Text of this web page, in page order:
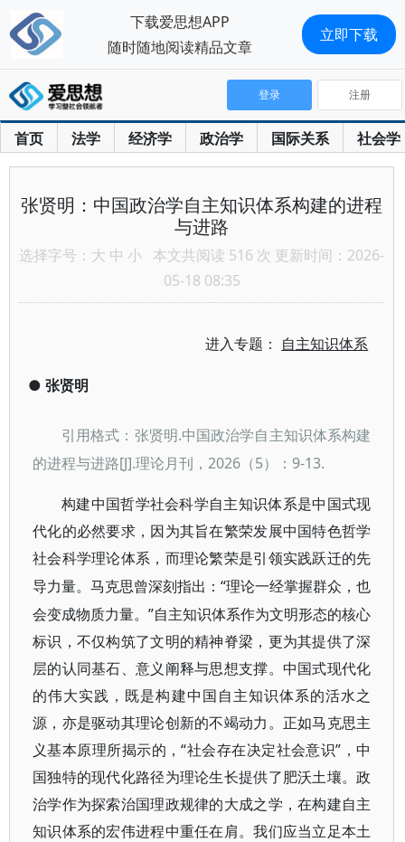
首页 法学 经济学 政治学 国际关系 社会学
登录 注册
张贤明：中国政治学自主知识体系构建的进程
与进路
选择字号： 大 中 小 本文共阅读 516 次 更新时间：2026-
05-18 08:35
进入专题： 自主知识体系
● 张贤明
引用格式：张贤明.中国政治学自主知识体系构建
的进程与进路[J].理论月刊，2026（5）：9-13.
构建中国哲学社会科学自主知识体系是中国式现
代化的必然要求，因为其旨在繁荣发展中国特色哲学
社会科学理论体系，而理论繁荣是引领实践跃迁的先
导力量。马克思曾深刻指出：“理论一经掌握群众，也
会变成物质力量。”自主知识体系作为文明形态的核心
标识，不仅构筑了文明的精神脊梁，更为其提供了深
层的认同基石、意义阐释与思想支撑。中国式现代化
的伟大实践，既是构建中国自主知识体系的活水之
源，亦是驱动其理论创新的不竭动力。正如马克思主
义基本原理所揭示的，“社会存在决定社会意识”，中
国独特的现代化路径为理论生长提供了肥沃土壤。政
治学作为探索治国理政规律的大成之学，在构建自主
知识体系的宏伟进程中重任在肩。我们应当立足本土
下载爱思想APP
随时随地阅读精品文章
立即下载